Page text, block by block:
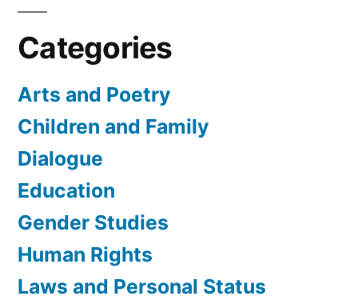
Categories
Arts and Poetry
Children and Family
Dialogue
Education
Gender Studies
Human Rights
Laws and Personal Status